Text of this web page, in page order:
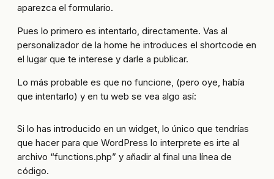
aparezca el formulario.
Pues lo primero es intentarlo, directamente. Vas al
personalizador de la home he introduces el shortcode en
el lugar que te interese y darle a publicar.
Lo más probable es que no funcione, (pero oye, había
que intentarlo) y en tu web se vea algo así:
Si lo has introducido en un widget, lo único que tendrías
que hacer para que WordPress lo interprete es irte al
archivo “functions.php” y añadir al final una línea de
código.